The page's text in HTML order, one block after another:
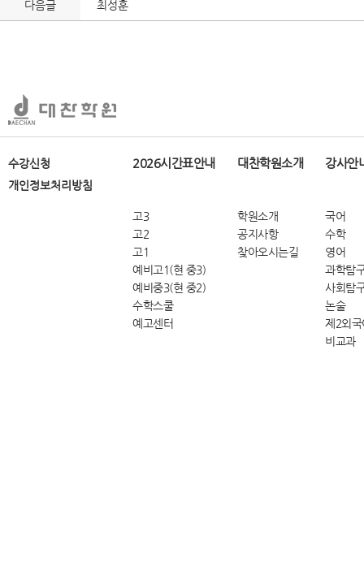
다음글 최성훈
수강신청
개인정보처리방침
2026시간표안내
고3
고2
고1
예비고1(현 중3)
예비중3(현 중2)
수학스쿨
예고센터
대찬학원소개
학원소개
공지사항
찾아오시는길
강사안
국어
수학
영어
과학탐
사회탐
논술
제2외국
비교과